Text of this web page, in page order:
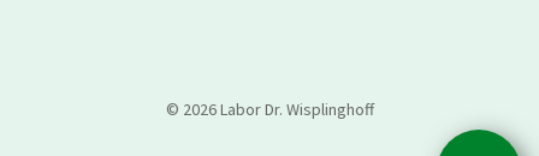
© 2026 Labor Dr. Wisplinghoff